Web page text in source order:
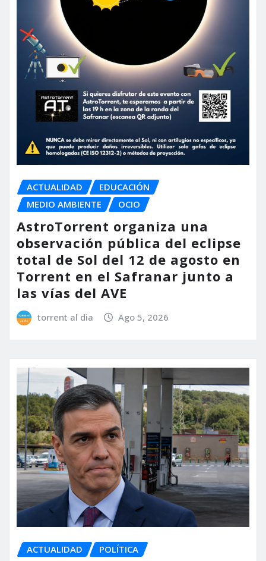
ACTUALIDAD
EDUCACIÓN
MEDIO AMBIENTE
OCIO
AstroTorrent organiza una
observación pública del eclipse
total de Sol del 12 de agosto en
Torrent en el Safranar junto a
las vías del AVE
torrent al dia Ago 5, 2026
ACTUALIDAD POLÍTICA